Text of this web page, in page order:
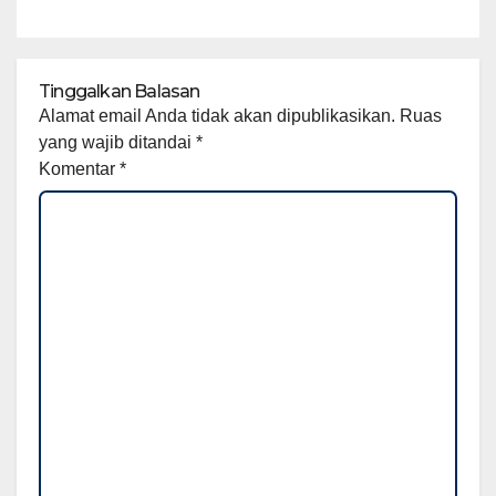
Tinggalkan Balasan
Alamat email Anda tidak akan dipublikasikan. Ruas
yang wajib ditandai *
Komentar *